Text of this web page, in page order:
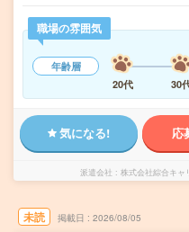
職場の雰囲気
年齢層
20代
30
気になる! 応
派遣会社 株式会社綜合キャ
未読 掲載日 2026/08/05